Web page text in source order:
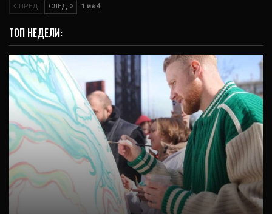
ПРЕД СЛЕД 1 из 4
ТОП НЕДЕЛИ:
СПОРТ
Звезды спорта создали огромную
крашенку на Пасху (ФОТО)